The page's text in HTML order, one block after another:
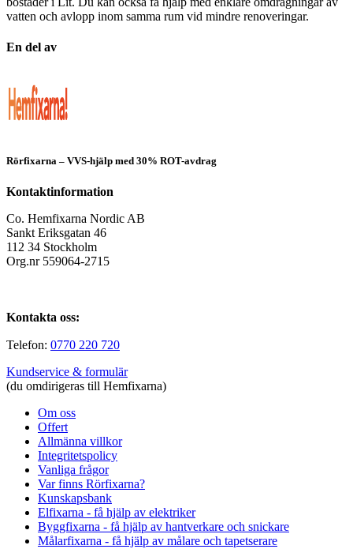
vatten och avlopp inom samma rum vid mindre renoveringar.
En del av
Rörfixarna – VVS-hjälp med 30% ROT-avdrag
Kontaktinformation
Co. Hemfixarna Nordic AB
Sankt Eriksgatan 46
112 34 Stockholm
Org.nr 559064-2715
Kontakta oss:
Telefon: 0770 220 720
Kundservice & formulär
(du omdirigeras till Hemfixarna)
Om oss
Offert
Allmänna villkor
Integritetspolicy
Vanliga frågor
Var finns Rörfixarna?
Kunskapsbank
Elfixarna - få hjälp av elektriker
Byggfixarna - få hjälp av hantverkare och snickare
Målarfixarna - få hjälp av målare och tapetserare